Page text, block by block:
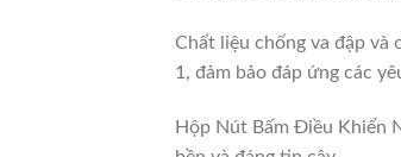
Chất liệu chống va đập và
1, đảm bảo đáp ứng các
Hộp Nút Bấm Điều Khiển